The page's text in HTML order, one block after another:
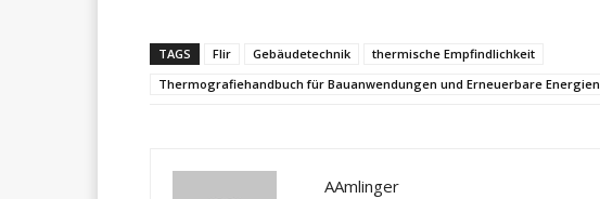
TAGS Flir Gebäudetechnik
thermische Empfindlichkeit
Thermografiehandbuch für Bauanwendungen und Erneuerbare Energien
AAmlinger